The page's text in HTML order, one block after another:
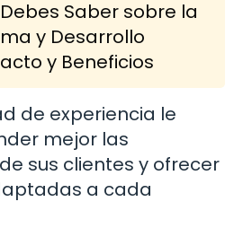
Saber sobre la
y Desarrollo
y Beneficios
de experiencia le
mejor las
sus clientes y ofrecer
a cada